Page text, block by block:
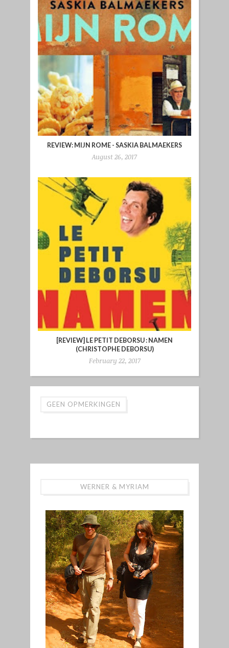
REVIEW: MIJN ROME - SASKIA BALMAEKERS
August 26, 2017
[REVIEW] LE PETIT DEBORSU : NAMEN
(CHRISTOPHE DEBORSU)
February 22, 2017
GEEN OPMERKINGEN
WERNER & MYRIAM